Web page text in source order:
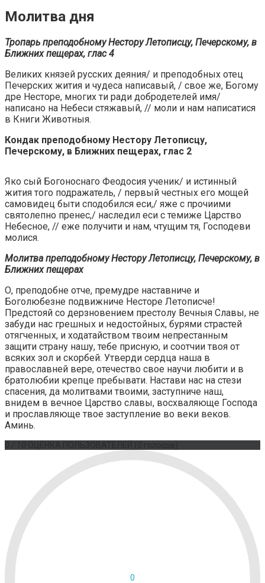
Молитва дня
Тропарь преподобному Нестору Летописцу, Печерскому, в
Ближних пещерах, глас 4
Великих князей русских деяния/ и преподобных отец
Печерских жития и чудеса написавый, / свое же, Богому
дре Несторе, многих ти ради добродетелей имя/
написано на Небеси стяжавый, // моли и нам написатися
в Книги Животныя.
Кондак преподобному Нестору Летописцу,
Печерскому, в Ближних пещерах, глас 2
Яко сый Богоноснаго Феодосия ученик/ и истинный
жития того подражатель, / первый честных его мощей
самовидец быти сподобился еси,/ яже с прочиими
святолепно пренес,/ наследил еси с темиже Царство
Небесное, // еже получити и нам, чтущим тя, Господеви
молися.
Молитва преподобному Нестору Летописцу, Печерскому, в
Ближних пещерах
О, преподобне отче, премудре наставниче и
Боголюбезне подвижниче Несторе Летописче!
Предстояй со дерзновением престолу Вечныя Славы, не
забуди нас грешных и недостойных, бурями страстей
отягченных, и ходатайством твоим непрестанным
защити страну нашу, тебе присную, и соотчии твоя от
всяких зол и скорбей. Утверди сердца наша в
православней вере, отечество свое научи любити и в
братолюбии крепце пребывати. Настави нас на стези
спасения, да молитвами твоими, заступниче наш,
внидем в вечное Царство славы, восхваляюще Господа
и прославляюще твое заступление во веки веков.
Аминь.
0